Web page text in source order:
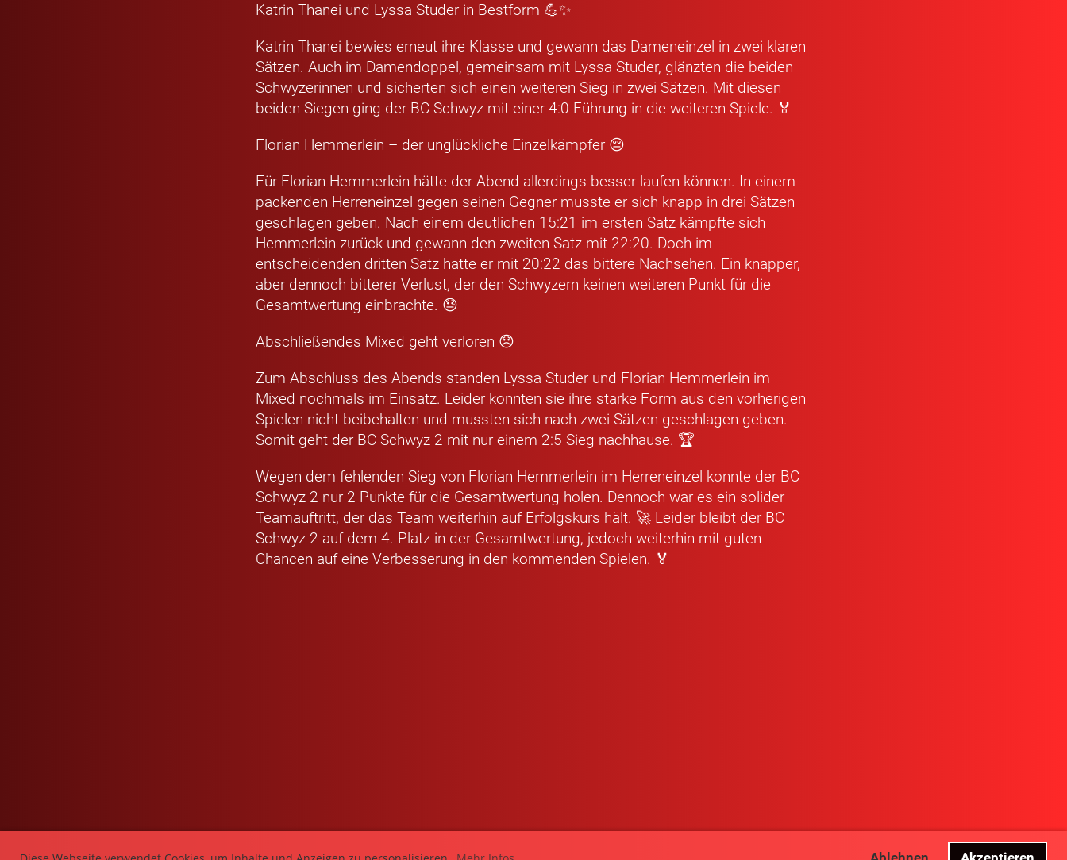
Katrin Thanei und Lyssa Studer in Bestform 💪✨
Katrin Thanei bewies erneut ihre Klasse und gewann das Dameneinzel in zwei klaren
Sätzen. Auch im Damendoppel, gemeinsam mit Lyssa Studer, glänzten die beiden
Schwyzerinnen und sicherten sich einen weiteren Sieg in zwei Sätzen. Mit diesen
beiden Siegen ging der BC Schwyz mit einer 4:0-Führung in die weiteren Spiele. 🏅
Florian Hemmerlein – der unglückliche Einzelkämpfer 😔
Für Florian Hemmerlein hätte der Abend allerdings besser laufen können. In einem
packenden Herreneinzel gegen seinen Gegner musste er sich knapp in drei Sätzen
geschlagen geben. Nach einem deutlichen 15:21 im ersten Satz kämpfte sich
Hemmerlein zurück und gewann den zweiten Satz mit 22:20. Doch im
entscheidenden dritten Satz hatte er mit 20:22 das bittere Nachsehen. Ein knapper,
aber dennoch bitterer Verlust, der den Schwyzern keinen weiteren Punkt für die
Gesamtwertung einbrachte. 😓
Abschließendes Mixed geht verloren 😞
Zum Abschluss des Abends standen Lyssa Studer und Florian Hemmerlein im
Mixed nochmals im Einsatz. Leider konnten sie ihre starke Form aus den vorherigen
Spielen nicht beibehalten und mussten sich nach zwei Sätzen geschlagen geben.
Somit geht der BC Schwyz 2 mit nur einem 2:5 Sieg nachhause. 🏆
Wegen dem fehlenden Sieg von Florian Hemmerlein im Herreneinzel konnte der BC
Schwyz 2 nur 2 Punkte für die Gesamtwertung holen. Dennoch war es ein solider
Teamauftritt, der das Team weiterhin auf Erfolgskurs hält. 🚀 Leider bleibt der BC
Schwyz 2 auf dem 4. Platz in der Gesamtwertung, jedoch weiterhin mit guten
Chancen auf eine Verbesserung in den kommenden Spielen. 🏅